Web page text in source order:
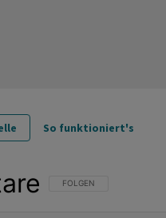
So funktioniert's
FOLGE DIESER
FOLGEN